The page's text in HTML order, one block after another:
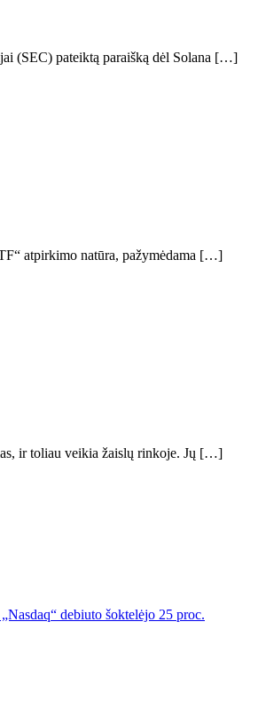
(SEC) pateiktą paraišką dėl Solana […]
atpirkimo natūra, pažymėdama […]
ir toliau veikia žaislų rinkoje. Jų […]
debiuto šoktelėjo 25 proc.